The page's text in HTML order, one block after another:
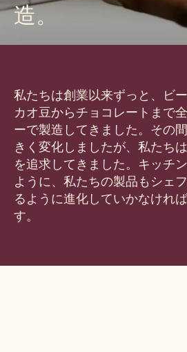
造。
私たちは創業以来ずっと、ビ
カオ豆からチョコレートまで
ーで製造してきました。その
きく変化しましたが、私たち
を追求してきました。キッチ
ように、私たちの製品もシェ
るように進化していかなけれ
す。